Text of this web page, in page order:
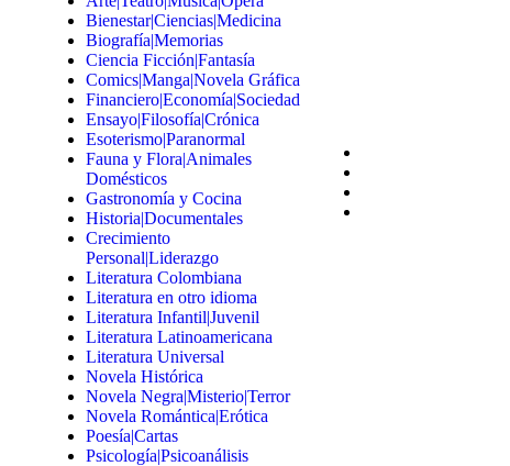
Bienestar|Ciencias|Medicina
Biografía|Memorias
Ciencia Ficción|Fantasía
Comics|Manga|Novela Gráfica
Financiero|Economía|Sociedad
Ensayo|Filosofía|Crónica
Esoterismo|Paranormal
Fauna y Flora|Animales
Domésticos
Gastronomía y Cocina
Historia|Documentales
Crecimiento
Personal|Liderazgo
Literatura Colombiana
Literatura en otro idioma
Literatura Infantil|Juvenil
Literatura Latinoamericana
Literatura Universal
Novela Histórica
Novela Negra|Misterio|Terror
Novela Romántica|Erótica
Poesía|Cartas
Psicología|Psicoanálisis